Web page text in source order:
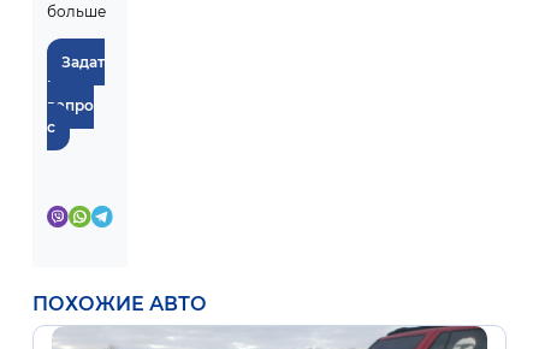
больше
Задат
ь
вопро
с
ПОХОЖИЕ АВТО